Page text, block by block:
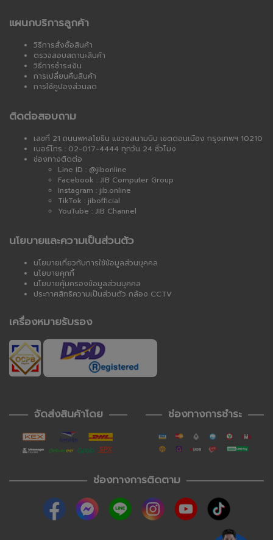
แผนกบริการลูกค้า
วิธีการสั่งซื้อสินค้า
ตรวจสอบสถานะสินค้า
วิธีการชำระเงิน
การเปลี่ยนคืนสินค้า
การใช้คูปองส่วนลด
ติดต่อสอบถาม
เลขที่ 21 ถนนพหลโยธิน แขวงสนามบิน เขตดอนเมือง กรุงเทพฯ 10210
เบอร์โทร : 02-017-4444 ทุกวัน 24 ชั่วโมง
ช่องทางติดต่อ
Line ID : @jibonline
Facebook : JIB Computer Group
Instagram : jib.online
TikTok : jibofficial
YouTube : JIB Channel
นโยบายและความเป็นส่วนตัว
นโยบายเกี่ยวกับการใช้ข้อมูลส่วนบุคคล
นโยบายคุกกี้
นโยบายคุ้มครองข้อมูลส่วนบุคคล
ประกาศสิทธิความเป็นส่วนตัว กล้อง CCTV
เครื่องหมายรับรอง
จัดส่งสินค้าโดย ช่องทางการชำระ
ช่องทางการติดตาม